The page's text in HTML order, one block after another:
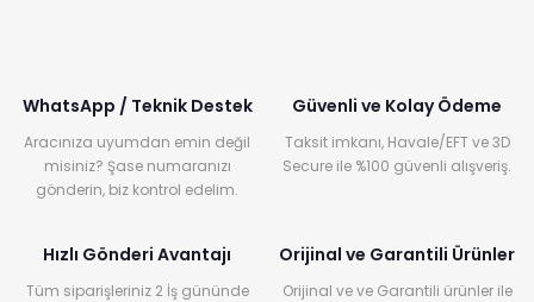
WhatsApp / Teknik Destek
Aracınıza uyumdan emin değil
misiniz? Şase numaranızı
gönderin, biz kontrol edelim.
Güvenli ve Kolay Ödeme
Taksit imkanı, Havale/EFT ve 3D
Secure ile %100 güvenli alışveriş.
Hızlı Gönderi Avantajı
Tüm siparişleriniz 2 İş gününde
Orijinal ve Garantili Ürünler
Orijinal ve ve Garantili ürünler ile